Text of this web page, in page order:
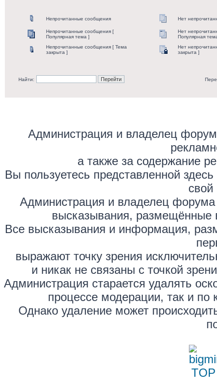
Непрочитанные сообщения Нет
Непрочитанные сообщения [
Популярная тема ]
Нет
Популярная
Непрочитанные сообщения [ Тема
закрыта ]
Нет
закрыта ]
Найти:
Администрация и владелец
а также за содержание
Вы пользуетесь представленной
свой
Администрация и владелец форума
высказывания, размещённые
Все высказывания и информация,
выражают точку зрения
и никак не связаны с точкой
Администрация старается удалять
процессе модерации, так и по
Однако удаление может